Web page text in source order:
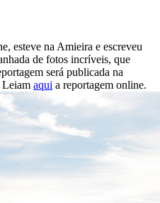
esteve na Amieira e escreveu
de fotos incríveis, que
será publicada na
Leiam aqui a reportagem online.